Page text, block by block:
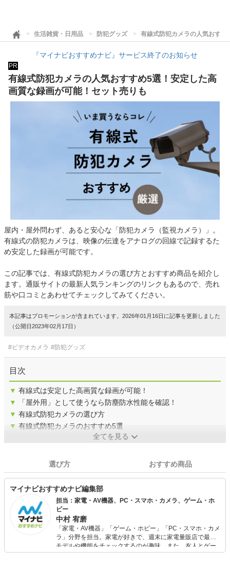
生活雑貨・日用品 防犯グッズ 有線式防犯カメラの人気おす
『マイナビおすすめナビ』サービス終了のお知らせ
PR
有線式防犯カメラの人気おすすめ5選！安定した高
画質な録画が可能！セット売りも
屋内・屋外問わず、あると安心な「防犯カメラ（監視カメラ）」。
有線式の防犯カメラは、映像の伝達をアナログの回線で記録するた
め安定した録画が可能です。
この記事では、有線式防犯カメラの選び方とおすすめ商品を紹介し
ます。通販サイトの最新人気ランキングのリンクもあるので、売れ
筋や口コミとあわせてチェックしてみてください。
本記事はプロモーションが含まれています。2026年01月16日に記事を更新しました
（公開日2023年02月17日）
#ビデオカメラ #防犯グッズ
目次
▼ 有線式は安定した高画質な録画が可能！
▼
「屋外用」として使うなら防塵防水性能を確認！
▼ 有線式防犯カメラの選び方
▼ 有線式防犯カメラのおすすめ5選
全てを見る
選び方 おすすめ商品
マイナビおすすめナビ編集部
担当：家電・AV機器、PC・スマホ・カメラ、ゲーム・ホ
ビー
中村 宥磨
「家電・AV機器」「ゲーム・ホビー」「PC・スマホ・カメ
ラ」分野を担当。家電が好きで、週末に家電量販店で最新
モデルや機能をチェックするのが趣味。また、友人とゲー
ムを楽しみながら、新作タイトルやイベント情報もいち早